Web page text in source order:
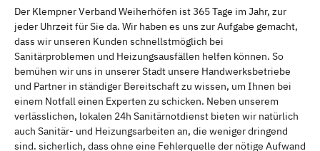
Der Klempner Verband Weiherhöfen ist 365 Tage im Jahr, zur
jeder Uhrzeit für Sie da. Wir haben es uns zur Aufgabe gemacht,
dass wir unseren Kunden schnellstmöglich bei
Sanitärproblemen und Heizungsausfällen helfen können. So
bemühen wir uns in unserer Stadt unsere Handwerksbetriebe
und Partner in ständiger Bereitschaft zu wissen, um Ihnen bei
einem Notfall einen Experten zu schicken. Neben unserem
verlässlichen, lokalen 24h Sanitärnotdienst bieten wir natürlich
auch Sanitär- und Heizungsarbeiten an, die weniger dringend
sind. sicherlich, dass ohne eine Fehlerquelle der nötige Aufwand